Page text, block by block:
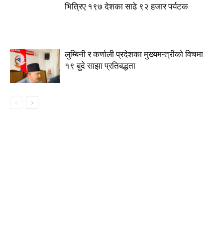
भित्रिए १९७ देशका साढे ९२ हजार पर्यटक
लुम्बिनी र कर्णाली प्रदेशका मुख्यमन्त्रीकाे विचमा
१९ बुदे साझा प्रतिबद्धता